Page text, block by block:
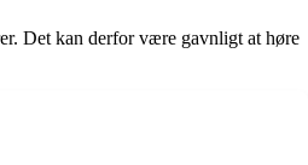
Det kan derfor være gavnligt at høre